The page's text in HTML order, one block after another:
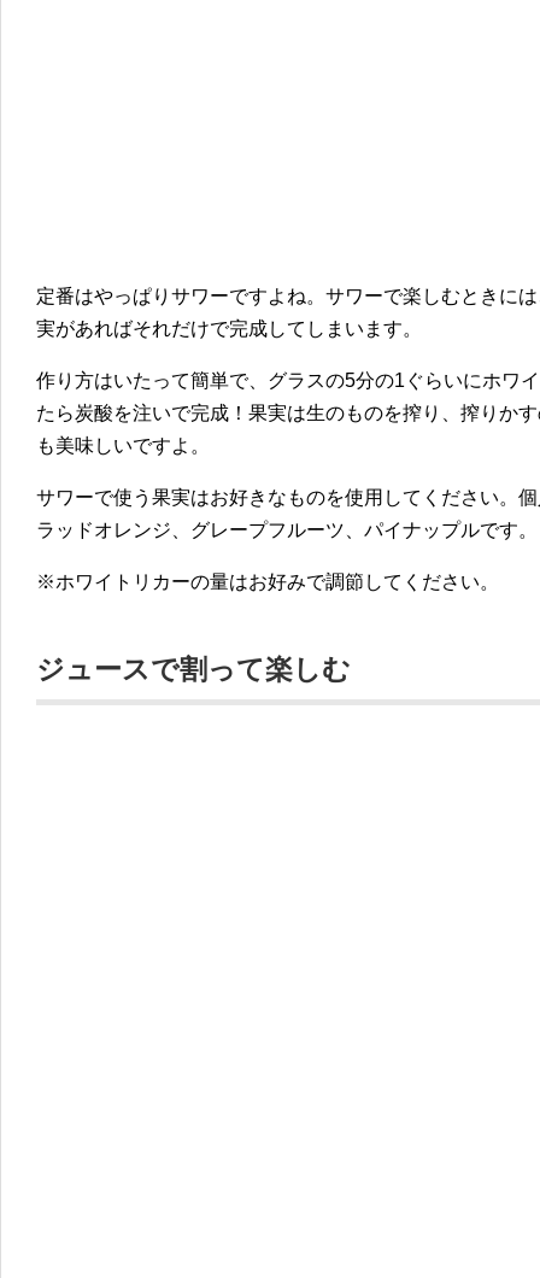
定番はやっぱりサワーですよね。サワーで楽しむときに
実があればそれだけで完成してしまいます。
作り方はいたって簡単で、グラスの5分の1ぐらいにホワ
たら炭酸を注いで完成！果実は生のものを搾り、搾りか
も美味しいですよ。
サワーで使う果実はお好きなものを使用してください。
ラッドオレンジ、グレープフルーツ、パイナップルです。
※ホワイトリカーの量はお好みで調節してください。
ジュースで割って楽しむ